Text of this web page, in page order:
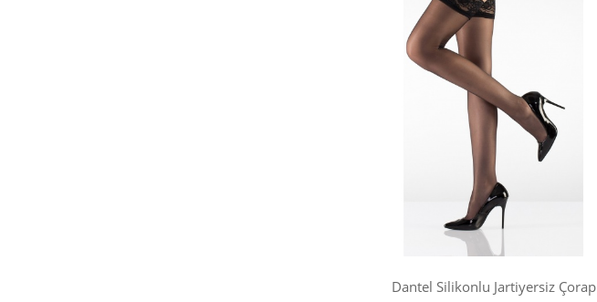
Dantel Silikonlu Jartiyersiz Çorap